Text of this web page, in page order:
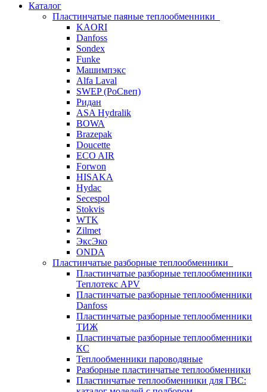
Каталог
Пластинчатые паяные теплообменники
KAORI
Danfoss
Sondex
Funke
Машимпэкс
Alfa Laval
SWEP (РоСвеп)
Ридан
ASA Hydralik
BOWA
Brazepak
Doucette
ECO AIR
Forwon
HISAKA
Hydac
Secespol
Stokvis
WTK
Zilmet
ЭксЭко
ONDA
Пластинчатые разборные теплообменники
Пластинчатые разборные теплообменники
Теплотекс APV
Пластинчатые разборные теплообменники
Danfoss
Пластинчатые разборные теплообменники
ТИЖ
Пластинчатые разборные теплообменники
КC
Теплообменники пароводяные
Разборные пластинчатые теплообменники
Пластинчатые теплообменники для ГВС: